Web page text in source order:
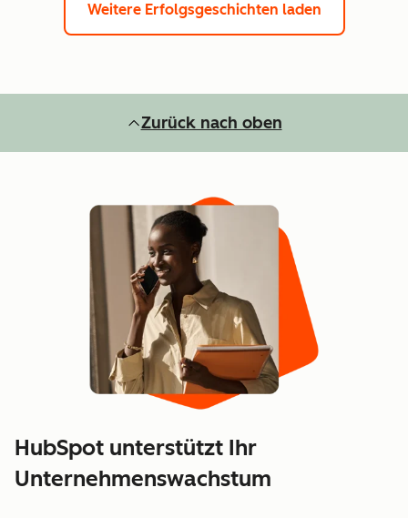
Weitere Erfolgsgeschichten laden
Zurück nach oben
HubSpot unterstützt Ihr
Unternehmenswachstum